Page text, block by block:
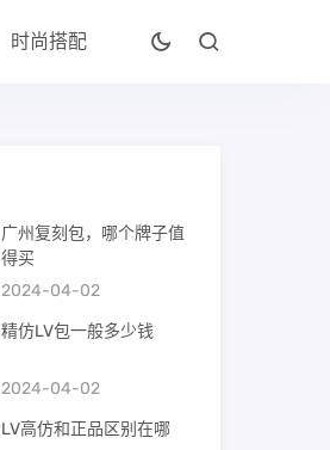
时尚搭配
广州复刻包，哪个牌子值
得买
2024-04-02
精仿LV包一般多少钱
2024-04-02
LV高仿和正品区别在哪